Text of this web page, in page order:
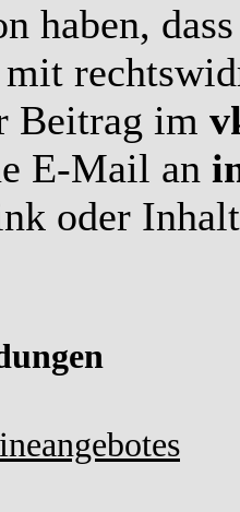
haben,
Beitrag im
E-Mail an
oder